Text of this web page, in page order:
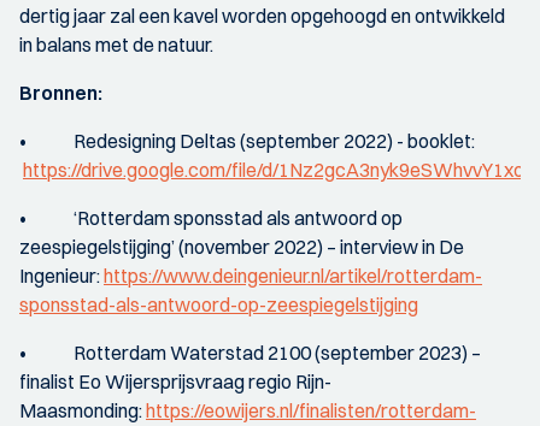
dertig jaar zal een kavel worden opgehoogd en ontwikkeld
in balans met de natuur.
Bronnen:
• Redesigning Deltas (september 2022) - booklet:
https://drive.google.com/file/d/
• ‘Rotterdam sponsstad als antwoord op
zeespiegelstijging’ (november 2022) – interview in De
Ingenieur:https://www.deingenieur.nl/artikel/rotterdam-
sponsstad-als-antwoord-op-zeespiegelstijging
• Rotterdam Waterstad 2100 (september 2023) –
finalist Eo Wijersprijsvraag regio Rijn-
Maasmonding:https://eowijers.nl/finalisten/rotterdam-